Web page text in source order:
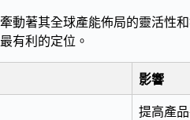
動著其全球產能佈局的靈活性
有利的定位。
影響
提高產